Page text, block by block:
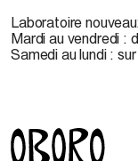
Laboratoire
Mardi au vendredi :
Samedi au lundi :